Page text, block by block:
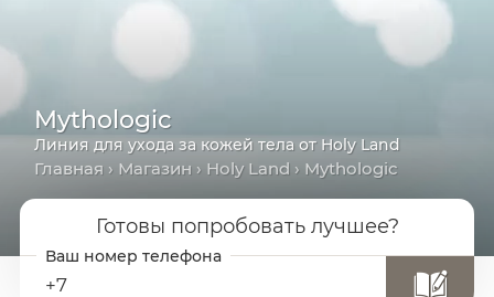
Mythologic
Линия для ухода за кожей тела от Holy Land
Главная › Магазин › Holy Land › Mythologic
Готовы попробовать лучшее?
+7